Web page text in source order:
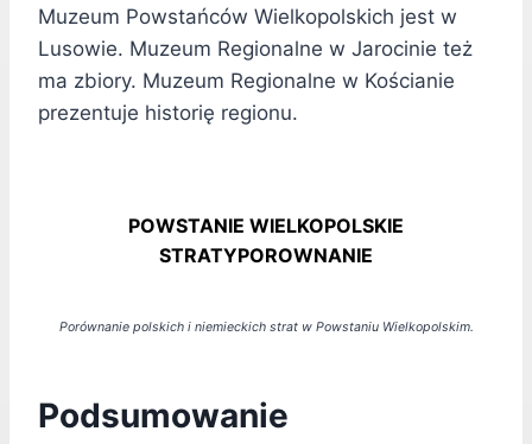
Muzeum Powstańców Wielkopolskich jest w
Lusowie. Muzeum Regionalne w Jarocinie też
ma zbiory. Muzeum Regionalne w Kościanie
prezentuje historię regionu.
POWSTANIE WIELKOPOLSKIE
STRATYPOROWNANIE
Porównanie polskich i niemieckich strat w Powstaniu Wielkopolskim.
Podsumowanie